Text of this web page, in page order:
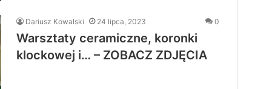
Dariusz Kowalski 24 lipca, 2023 0
Warsztaty ceramiczne, koronki
klockowej i… – ZOBACZ ZDJĘCIA